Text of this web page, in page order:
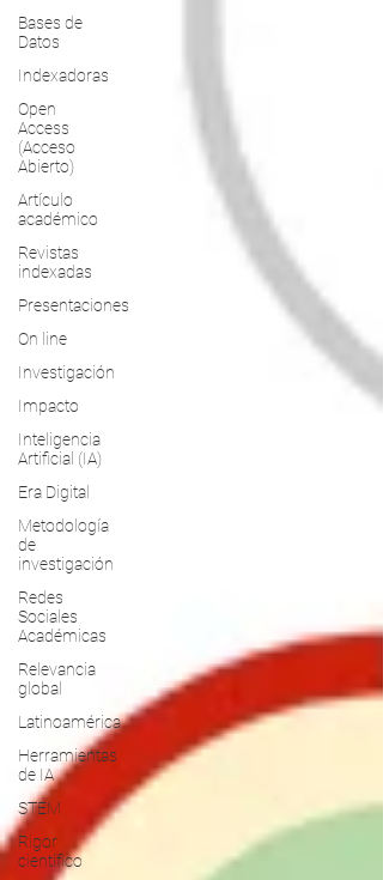
Bases de
Datos
Indexadoras
Open
Access
(Acceso
Abierto)
Artículo
académico
Revistas
indexadas
Presentaciones
On line
Investigación
Impacto
Inteligencia
Artificial (IA)
Era Digital
Metodología
de
investigación
Redes
Sociales
Académicas
Relevancia
global
Latinoamérica
Herramientas
de IA
STEM
Rigor
científico